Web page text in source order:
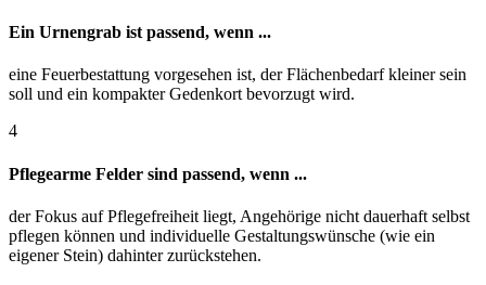
Ein Urnengrab ist passend, wenn ...
eine Feuerbestattung vorgesehen ist, der Flächenbedarf kleiner sein
soll und ein kompakter Gedenkort bevorzugt wird.
4
Pflegearme Felder sind passend, wenn ...
der Fokus auf Pflegefreiheit liegt, Angehörige nicht dauerhaft selbst
pflegen können und individuelle Gestaltungswünsche (wie ein
eigener Stein) dahinter zurückstehen.